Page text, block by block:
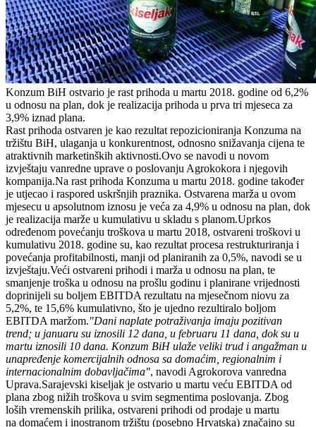
Konzum BiH ostvario je rast prihoda u martu 2018. godine od 6,2%
u odnosu na plan, dok je realizacija prihoda u prva tri mjeseca za
3,9% iznad plana.
Rast prihoda ostvaren je kao rezultat repozicioniranja Konzuma na
tržištu BiH, ulaganja u konkurentnost, odnosno snižavanja cijena te
atraktivnih marketinških aktivnosti.Ovo se navodi u novom
izvještaju vanredne uprave o poslovanju Agrokokora i njegovih
kompanija.Na rast prihoda Konzuma u martu 2018. godine također
je utjecao i raspored uskršnjih praznika. Ostvarena marža u ovom
mjesecu u apsolutnom iznosu je veća za 4,9% u odnosu na plan, dok
je realizacija marže u kumulativu u skladu s planom.Uprkos
određenom povećanju troškova u martu 2018, ostvareni troškovi u
kumulativu 2018. godine su, kao rezultat procesa restrukturiranja i
povećanja profitabilnosti, manji od planiranih za 0,5%, navodi se u
izvještaju.Veći ostvareni prihodi i marža u odnosu na plan, te
smanjenje troška u odnosu na prošlu godinu i planirane vrijednosti
doprinijeli su boljem EBITDA rezultatu na mjesečnom niovu za
5,2%, te 15,6% kumulativno, što je ujedno rezultiralo boljom
EBITDA maržom."Dani naplate potraživanja imaju pozitivan
trend; u januaru su iznosili 12 dana, u februaru 11 dana, dok su u
martu iznosili 10 dana. Konzum BiH ulaže veliki trud i angažman u
unapređenje komercijalnih odnosa sa domaćim, regionalnim i
internacionalnim dobavljačima", navodi Agrokorova vanredna
Uprava.Sarajevski kiseljak je ostvario u martu veću EBITDA od
plana zbog nižih troškova u svim segmentima poslovanja. Zbog
loših vremenskih prilika, ostvareni prihodi od prodaje u martu
na domaćem i inostranom tržištu (posebno Hrvatska) značajno su